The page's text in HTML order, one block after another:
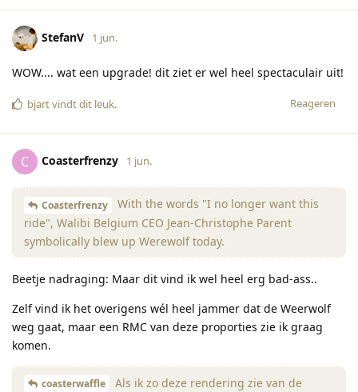
StefanV 1 jun.
WOW.... wat een upgrade! dit ziet er wel heel spectaculair uit!
Reageren
bjartvindt dit leuk.
C Coasterfrenzy 1 jun.
Coasterfrenzy
With the words "I no longer want this
ride", Walibi Belgium CEO Jean-Christophe Parent
symbolically blew up Werewolf today.
Beetje nadraging: Maar dit vind ik wel heel erg bad-ass..
Zelf vind ik het overigens wél heel jammer dat de Weerwolf
weg gaat, maar een RMC van deze proporties zie ik graag
komen.
coasterwaffle
Als ik zo deze rendering zie van de